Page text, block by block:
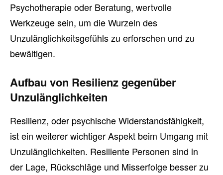
Psychotherapie oder Beratung, wertvolle
Werkzeuge sein, um die Wurzeln des
Unzulänglichkeitsgefühls zu erforschen und zu
bewältigen.
Aufbau von Resilienz gegenüber
Unzulänglichkeiten
Resilienz, oder psychische Widerstandsfähigkeit,
ist ein weiterer wichtiger Aspekt beim Umgang mit
Unzulänglichkeiten. Resiliente Personen sind in
der Lage, Rückschläge und Misserfolge besser zu